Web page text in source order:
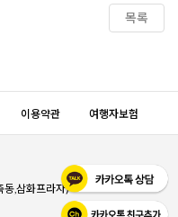
목록
이용약관 여행자보험
동,삼화프라자)